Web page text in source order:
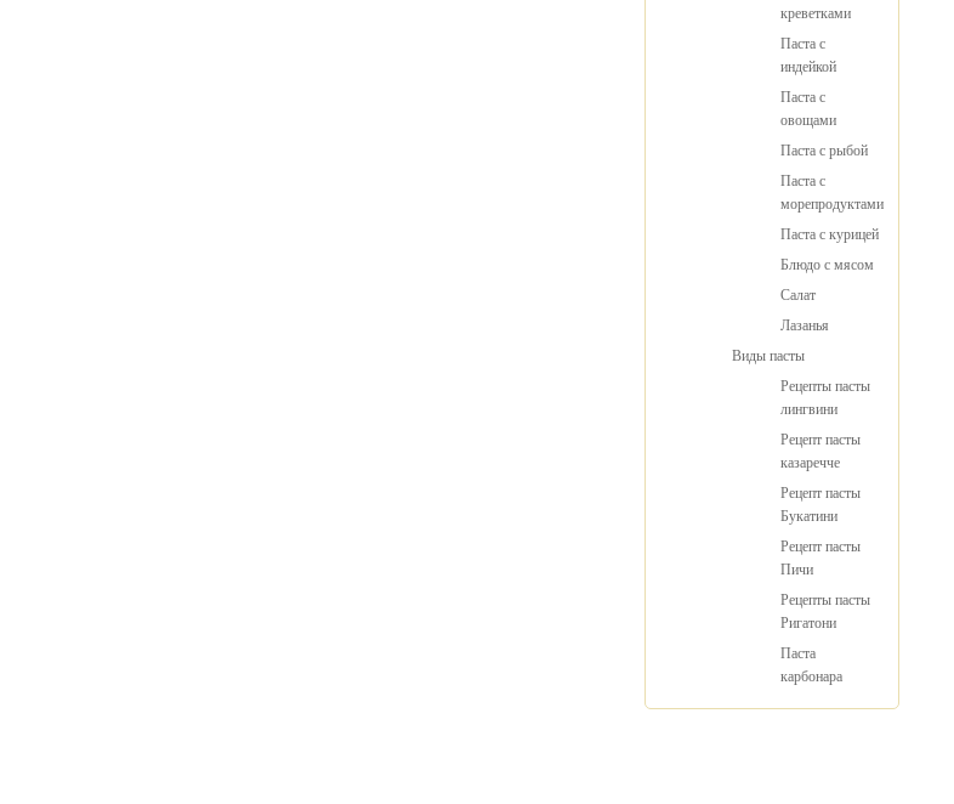
креветками
Паста с
индейкой
Паста с
овощами
Паста с рыбой
Паста с
морепродуктами
Паста с курицей
Блюдо с мясом
Салат
Лазанья
Виды пасты
Рецепты пасты
лингвини
Рецепт пасты
казаречче
Рецепт пасты
Букатини
Рецепт пасты
Пичи
Рецепты пасты
Ригатони
Паста
карбонара